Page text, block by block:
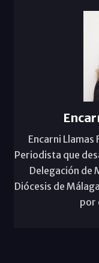
Encarni
Periodista que
Delegación de
Diócesis de
por